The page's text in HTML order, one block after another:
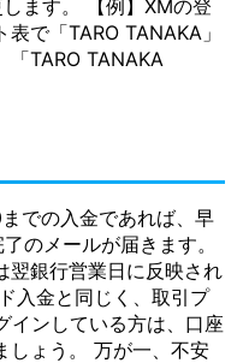
ます。 【例】XMの登
で「TARO TANAKA」
「TARO TANAKA
での入金であれば、早
のメールが届きます。
翌銀行営業日に反映され
入金と同じく、取引プ
インしている方は、口座
しょう。 万が一、不安